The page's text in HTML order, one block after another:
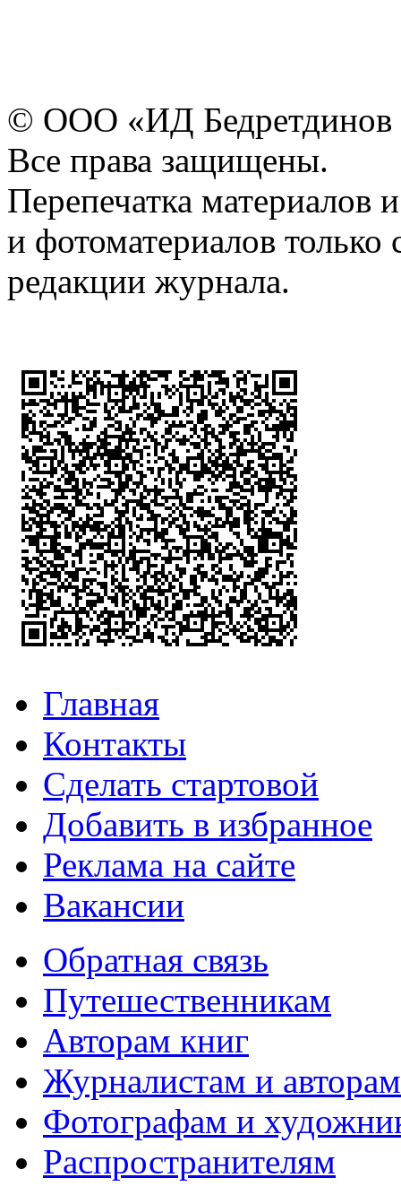
© ООО «ИД
Все права защищены.
Перепечатка материалов
и фотоматериалов
редакции журнала.
Главная
Контакты
Сделать стартовой
Добавить в избранное
Реклама на сайте
Вакансии
Обратная связь
Путешественникам
Авторам книг
Журналистам и авторам
Фотографам и
Распространителям